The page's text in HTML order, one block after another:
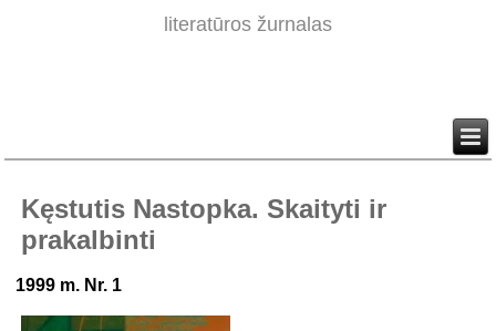
literatūros žurnalas
Kęstutis Nastopka. Skaityti ir
prakalbinti
1999 m. Nr. 1